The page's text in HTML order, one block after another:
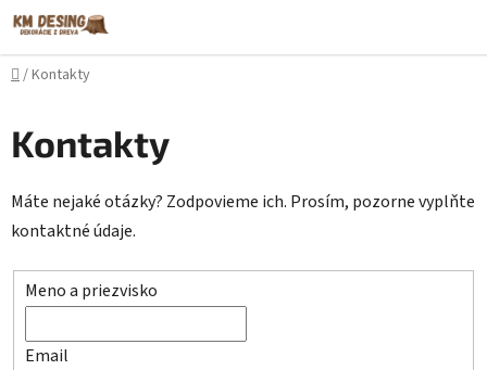
Prejsť
na
obsah
Domov
/Kontakty
Kontakty
Máte nejaké otázky? Zodpovieme ich. Prosím, pozorne vyplňte
kontaktné údaje.
Meno a priezvisko
Email